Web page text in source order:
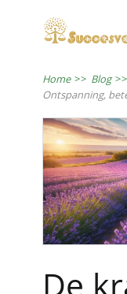
Home >> Blog >>
Ontspanning,
De